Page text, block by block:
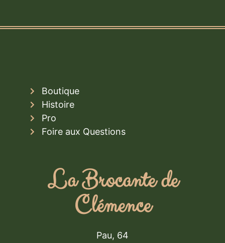
Boutique
Histoire
Pro
Foire aux Questions
La Brocante de
Clémence
Pau, 64